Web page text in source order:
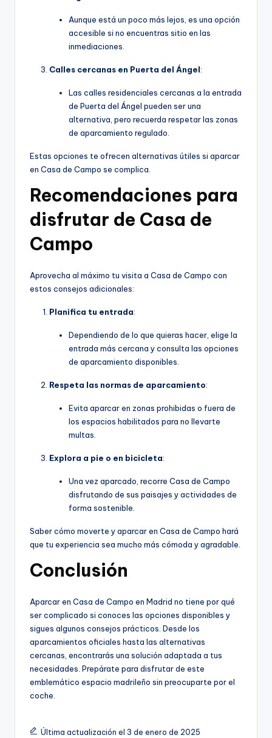
Aunque está un poco más lejos, es una opción
accesible si no encuentras sitio en las
inmediaciones.
Calles cercanas en Puerta del Ángel:
Las calles residenciales cercanas a la entrada
de Puerta del Ángel pueden ser una
alternativa, pero recuerda respetar las zonas
de aparcamiento regulado.
Estas opciones te ofrecen alternativas útiles si aparcar
en Casa de Campo se complica.
Recomendaciones para
disfrutar de Casa de
Campo
Aprovecha al máximo tu visita a Casa de Campo con
estos consejos adicionales:
Planifica tu entrada:
Dependiendo de lo que quieras hacer, elige la
entrada más cercana y consulta las opciones
de aparcamiento disponibles.
Respeta las normas de aparcamiento:
Evita aparcar en zonas prohibidas o fuera de
los espacios habilitados para no llevarte
multas.
Explora a pie o en bicicleta:
Una vez aparcado, recorre Casa de Campo
disfrutando de sus paisajes y actividades de
forma sostenible.
Saber cómo moverte y aparcar en Casa de Campo hará
que tu experiencia sea mucho más cómoda y agradable.
Conclusión
Aparcar en Casa de Campo en Madrid no tiene por qué
ser complicado si conoces las opciones disponibles y
sigues algunos consejos prácticos. Desde los
aparcamientos oficiales hasta las alternativas
cercanas, encontrarás una solución adaptada a tus
necesidades. Prepárate para disfrutar de este
emblemático espacio madrileño sin preocuparte por el
coche.
Última actualización el 3 de enero de 2025